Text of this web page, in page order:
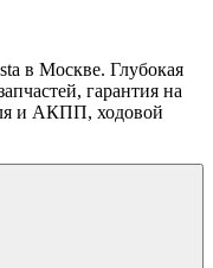
в Москве. Глубокая
гарантия на
и АКПП, ходовой